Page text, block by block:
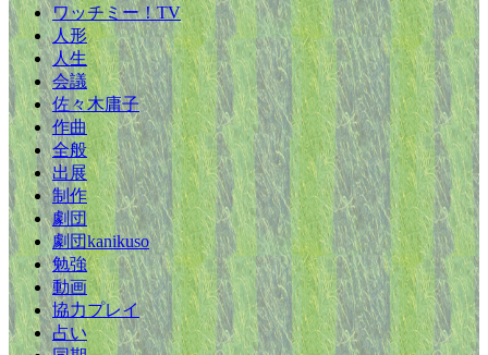
ワッチミー！TV
人形
人生
会議
佐々木庸子
作曲
全般
出展
制作
劇団
劇団kanikuso
勉強
動画
協力プレイ
占い